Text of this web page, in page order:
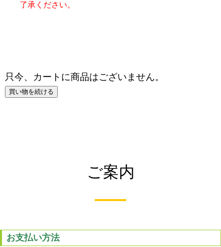
了承ください。
只今、カートに商品はございません。
ご案内
お支払い方法